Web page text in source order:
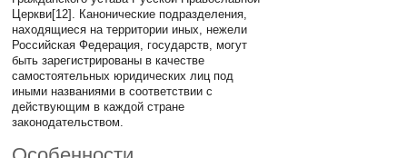
Церкви[12]. Канонические подразделения,
находящиеся на территории иных, нежели
Российская Федерация, государств, могут
быть зарегистрированы в качестве
самостоятельных юридических лиц под
иными названиями в соответствии с
действующим в каждой стране
законодательством.